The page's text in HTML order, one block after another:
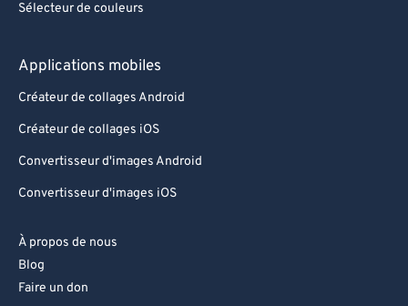
Sélecteur de couleurs
Applications mobiles
Créateur de collages Android
Créateur de collages iOS
Convertisseur d'images Android
Convertisseur d'images iOS
À propos de nous
Blog
Faire un don